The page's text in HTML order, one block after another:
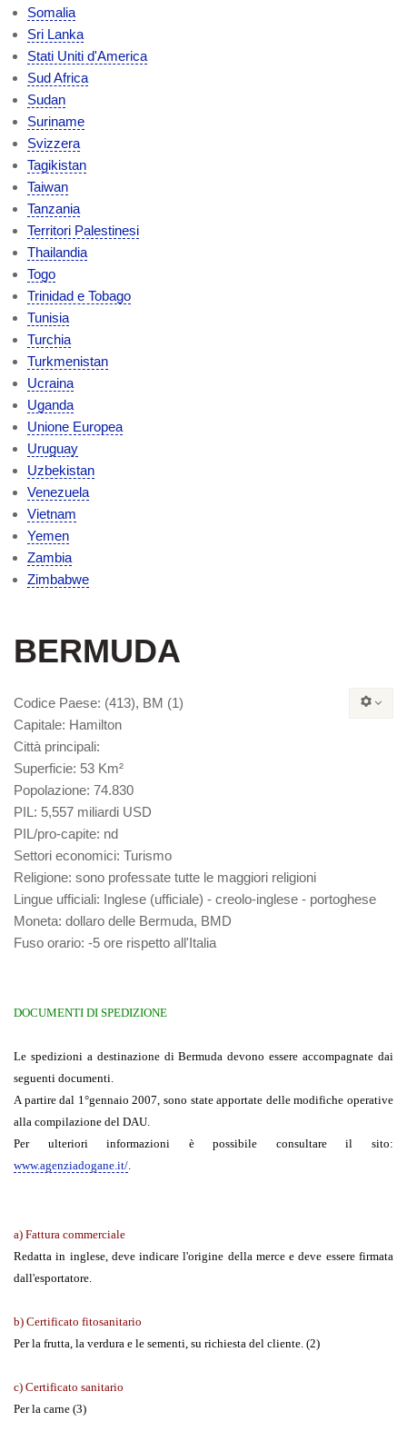
Somalia
Sri Lanka
Stati Uniti d'America
Sud Africa
Sudan
Suriname
Svizzera
Tagikistan
Taiwan
Tanzania
Territori Palestinesi
Thailandia
Togo
Trinidad e Tobago
Tunisia
Turchia
Turkmenistan
Ucraina
Uganda
Unione Europea
Uruguay
Uzbekistan
Venezuela
Vietnam
Yemen
Zambia
Zimbabwe
BERMUDA
Codice Paese: (413), BM (1)
Capitale: Hamilton
Città principali:
Superficie: 53 Km²
Popolazione: 74.830
PIL : 5,557 miliardi USD
PIL/pro-capite: nd
Settori economici: Turismo
Religione: sono professate tutte le maggiori religioni
Lingue ufficiali: Inglese (ufficiale) - creolo-inglese - portoghese
Moneta: dollaro delle Bermuda, BMD
Fuso orario: -5 ore rispetto all'Italia
DOCUMENTI DI SPEDIZIONE
Le spedizioni a destinazione di Bermuda devono essere accompagnate dai
seguenti documenti.
A partire dal 1°gennaio 2007, sono state apportate delle modifiche operative
alla compilazione del DAU.
Per ulteriori informazioni è possibile consultare il sito:
www.agenziadogane.it/.
a) Fattura commerciale
Redatta in inglese, deve indicare l'origine della merce e deve essere firmata
dall'esportatore.
b) Certificato fitosanitario
Per la frutta, la verdura e le sementi, su richiesta del cliente. (2)
c) Certificato sanitario
Per la carne (3)